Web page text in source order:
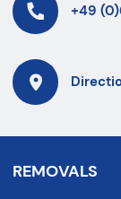
+49
REMOVALS